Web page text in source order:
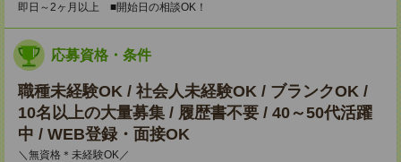
即日～2ヶ月以上 ■開始日の相談OK！
応募資格・条件
職種未経験OK / 社会人未経験OK / ブランクOK /
10名以上の大量募集 / 履歴書不要 / 40～50代活躍
中 / WEB登録・面接OK
＼無資格＊未経験OK／